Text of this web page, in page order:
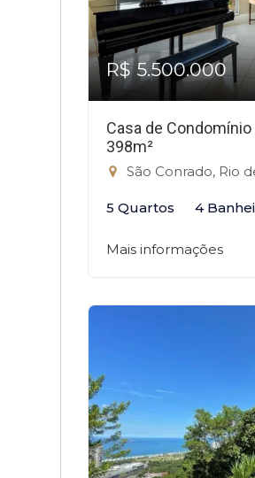
R$ 5.500.000
Casa de
398m²
São Conrado, Rio
5 Quartos 4
Mais informações